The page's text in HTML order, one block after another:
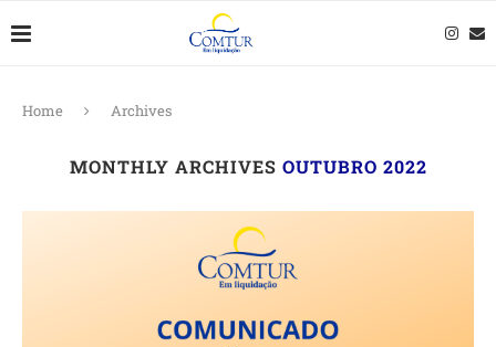
Home Archives
MONTHLY ARCHIVES OUTUBRO 2022